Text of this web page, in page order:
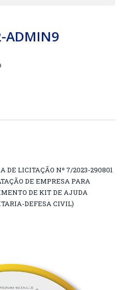
ADMIN9
DE LICITAÇÃO Nº 7/2023-290801
DE EMPRESA PARA
DE KIT DE AJUDA
DEFESA CIVIL)